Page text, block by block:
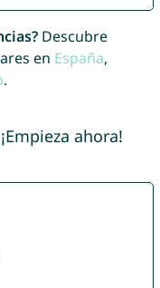
Descubre
en España,
.
ahora!